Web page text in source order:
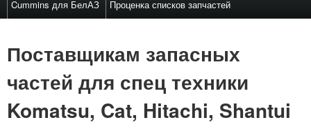
Cummins для БелАЗ Проценка списков запчастей
Поставщикам запасных
частей для спец техники
Komatsu, Cat, Hitachi, Shantui